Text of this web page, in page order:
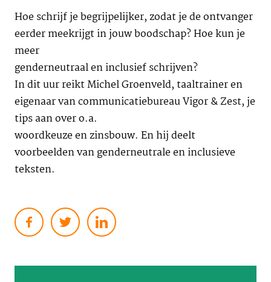
Hoe schrijf je begrijpelijker, zodat je de ontvanger
eerder meekrijgt in jouw boodschap? Hoe kun je
meer
genderneutraal en inclusief schrijven?
In dit uur reikt Michel Groenveld, taaltrainer en
eigenaar van communicatiebureau Vigor & Zest, je
tips aan over o.a.
woordkeuze en zinsbouw. En hij deelt
voorbeelden van genderneutrale en inclusieve
teksten.